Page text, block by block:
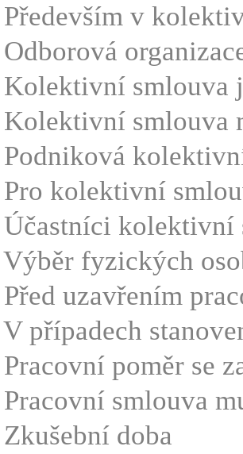
v
smlouva
smlouva
kolektivní
kolektivní
fyzických
uzavřením
případech
poměr se
smlouva
doba